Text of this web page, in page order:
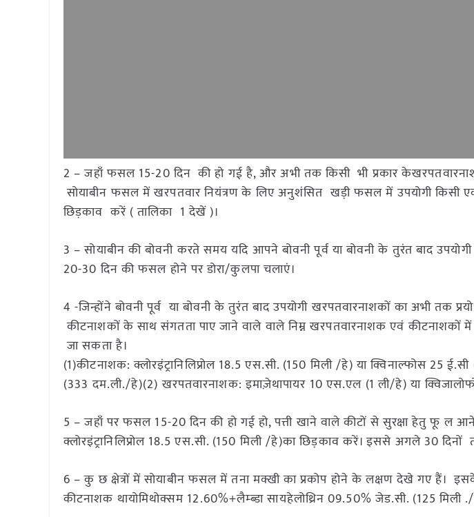
2 – जहाँ फसल 15-20 दिन की हो गई है, और अभी तक किसी भी प्रकार
सोयाबीन फसल में खरपतवार नियंत्रण के लिए अनुशंसित खड़ी फसल में उपयोगी किसी
छिड़काव करें ( तालिका 1 देखें )।
3 – सोयाबीन की बोवनी करते समय यदि आपने बोवनी पूर्व या बोवनी के तुरंत बाद
20-30 दिन की फसल होने पर डोरा/कुलपा चलाएं।
4 -जिन्होंने बोवनी पूर्व या बोवनी के तुरंत बाद उपयोगी खरपतवारनाशकों का अभी तक
कीटनाशकों के साथ संगतता पाए जाने वाले वाले निम्न खरपतवारनाशक एवं कीटनाशकों
जा सकता है।
(1)कीटनाशक: क्लोरइंट्रानिलिप्रोल 18.5 एस.सी. (150 मिली /हे) या क्विनाल्फोस 25
(333 दम.ली./हे)(2) खरपतवारनाशक: इमाज़ेथापायर 10 एस.एल (1 ली/हे) या
5 – जहाँ पर फसल 15-20 दिन की हो गई हो, पत्ती खाने वाले कीटों से सुरक्षा हेतु फू ल
क्लोरइंट्रानिलिप्रोल 18.5 एस.सी. (150 मिली /हे)का छिड़काव करें। इससे अगले 30 दिनों
6 – कु छ क्षेत्रों में सोयाबीन फसल में तना मक्खी का प्रकोप होने के लक्षण देखे गए हैं।
कीटनाशक थायोमिथोक्सम 12.60%+लैम्ब्डा सायहेलोथ्रिन 09.50% जेड.सी. (125